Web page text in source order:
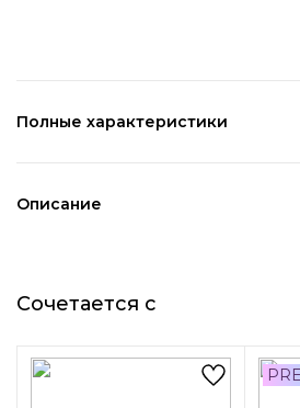
Полные характеристики
Ширина 1:5,2 см
Возраст:Взрослый
Декоративный элемент 1:
Без
Описание
благородный цвет металла и
выполнено из
материалов, благодаря чему
Сочетается с